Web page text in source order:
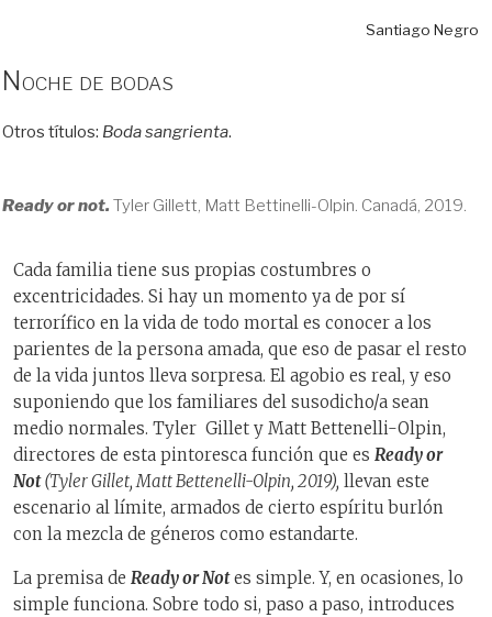
Santiago Negro
Noche de bodas
Otros títulos: Boda sangrienta.
Ready or not. Tyler Gillett, Matt Bettinelli-Olpin. Canadá, 2019.
Cada familia tiene sus propias costumbres o
excentricidades. Si hay un momento ya de por sí
terrorífico en la vida de todo mortal es conocer a los
parientes de la persona amada, que eso de pasar el resto
de la vida juntos lleva sorpresa. El agobio es real, y eso
suponiendo que los familiares del susodicho/a sean
medio normales. Tyler Gillet y Matt Bettenelli-Olpin,
directores de esta pintoresca función que es Ready or
Not(Tyler Gillet, Matt Bettenelli-Olpin, 2019), llevan este
escenario al límite, armados de cierto espíritu burlón
con la mezcla de géneros como estandarte.
La premisa de Ready or Not es simple. Y, en ocasiones, lo
simple funciona. Sobre todo si, paso a paso, introduces